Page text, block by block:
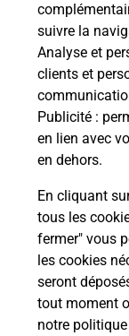
suivre la
Analyse et
clients et
Publicité :
en lien avec
en dehors.
En cliquant
tous les
fermer" vous
les cookies
seront
tout moment
notre
Comment
Comment
Localiser Liste
Haute-Corse -